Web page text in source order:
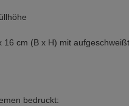
16 cm (B x H) mit
bedruckt: